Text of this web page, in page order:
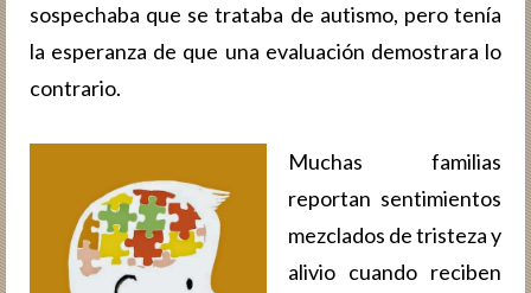
sospechaba que se trataba de autismo, pero tenía
la esperanza de que una evaluación demostrara lo
contrario.
Muchas familias
reportan sentimientos
mezclados de tristeza y
alivio cuando reciben